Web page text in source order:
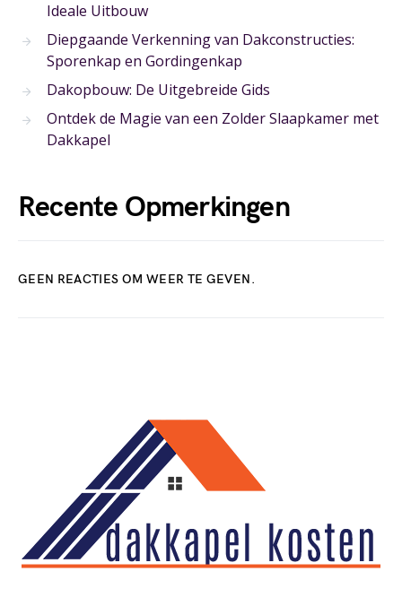
Ideale Uitbouw
Diepgaande Verkenning van Dakconstructies:
Sporenkap en Gordingenkap
Dakopbouw: De Uitgebreide Gids
Ontdek de Magie van een Zolder Slaapkamer met
Dakkapel
Recente Opmerkingen
GEEN REACTIES OM WEER TE GEVEN.